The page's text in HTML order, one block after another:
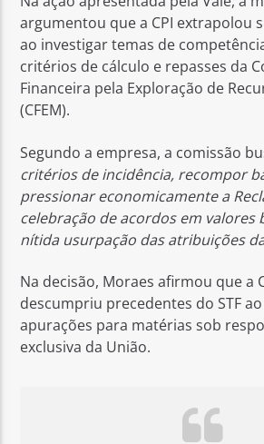
argumentou que a CPI extrapolou
ao investigar temas de
critérios de cálculo e repasses da
Financeira pela Exploração de
(CFEM).
Segundo a empresa, a comissão
critérios de incidência, recompor
pressionar economicamente a
celebração de acordos em valores
nítida usurpação das atribuições
Na decisão, Moraes afirmou que a
descumpriu precedentes do STF
apurações para matérias sob
exclusiva da União.